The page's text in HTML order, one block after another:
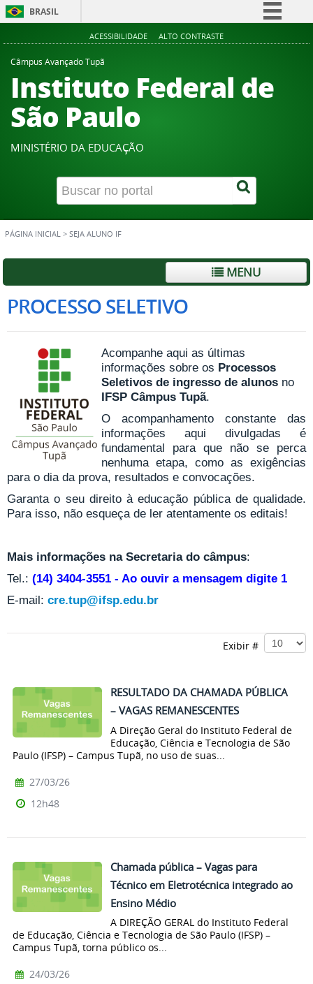
BRASIL
Simplifique!
Participe
Acesso à informação
ACESSIBILIDADE ALTO CONTRASTE
Câmpus Avançado Tupã
Instituto Federal de
São Paulo
MINISTÉRIO DA EDUCAÇÃO
PÁGINA INICIAL > SEJA ALUNO IF
MENU
PROCESSO SELETIVO
Acompanhe aqui as últimas
informações sobre os Processos
Seletivos de ingresso de alunos no
IFSP Câmpus Tupã.
O acompanhamento constante das
informações aqui divulgadas é
fundamental para que não se perca
nenhuma etapa, como as exigências
para o dia da prova, resultados e convocações.
Garanta o seu direito à educação pública de qualidade.
Para isso, não esqueça de ler atentamente os editais!
Mais informações na Secretaria do câmpus:
Tel.: (14) 3404-3551 - Ao ouvir a mensagem digite 1
E-mail: cre.tup@ifsp.edu.br
Exibir #
RESULTADO DA CHAMADA PÚBLICA
– VAGAS REMANESCENTES
A Direção Geral do Instituto Federal de
Educação, Ciência e Tecnologia de São
Paulo (IFSP) – Campus Tupã, no uso de suas...
27/03/26
12h48
Chamada pública – Vagas para
Técnico em Eletrotécnica integrado ao
Ensino Médio
A DIREÇÃO GERAL do Instituto Federal
de Educação, Ciência e Tecnologia de São Paulo (IFSP) –
Campus Tupã, torna público os...
24/03/26